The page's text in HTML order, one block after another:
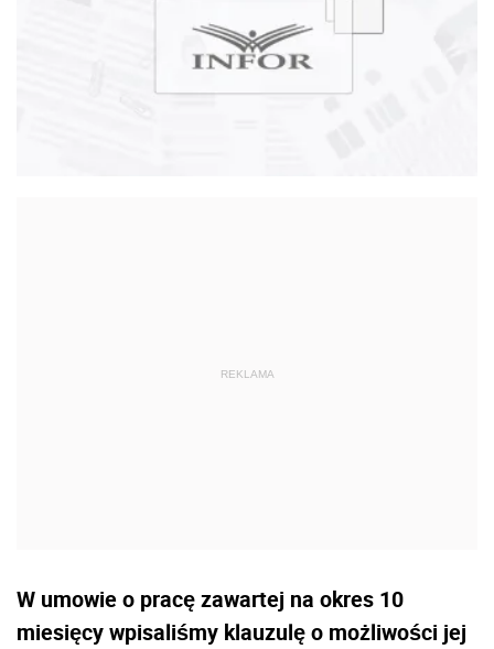
W umowie o pracę zawartej na okres 10
miesięcy wpisaliśmy klauzulę o możliwości jej